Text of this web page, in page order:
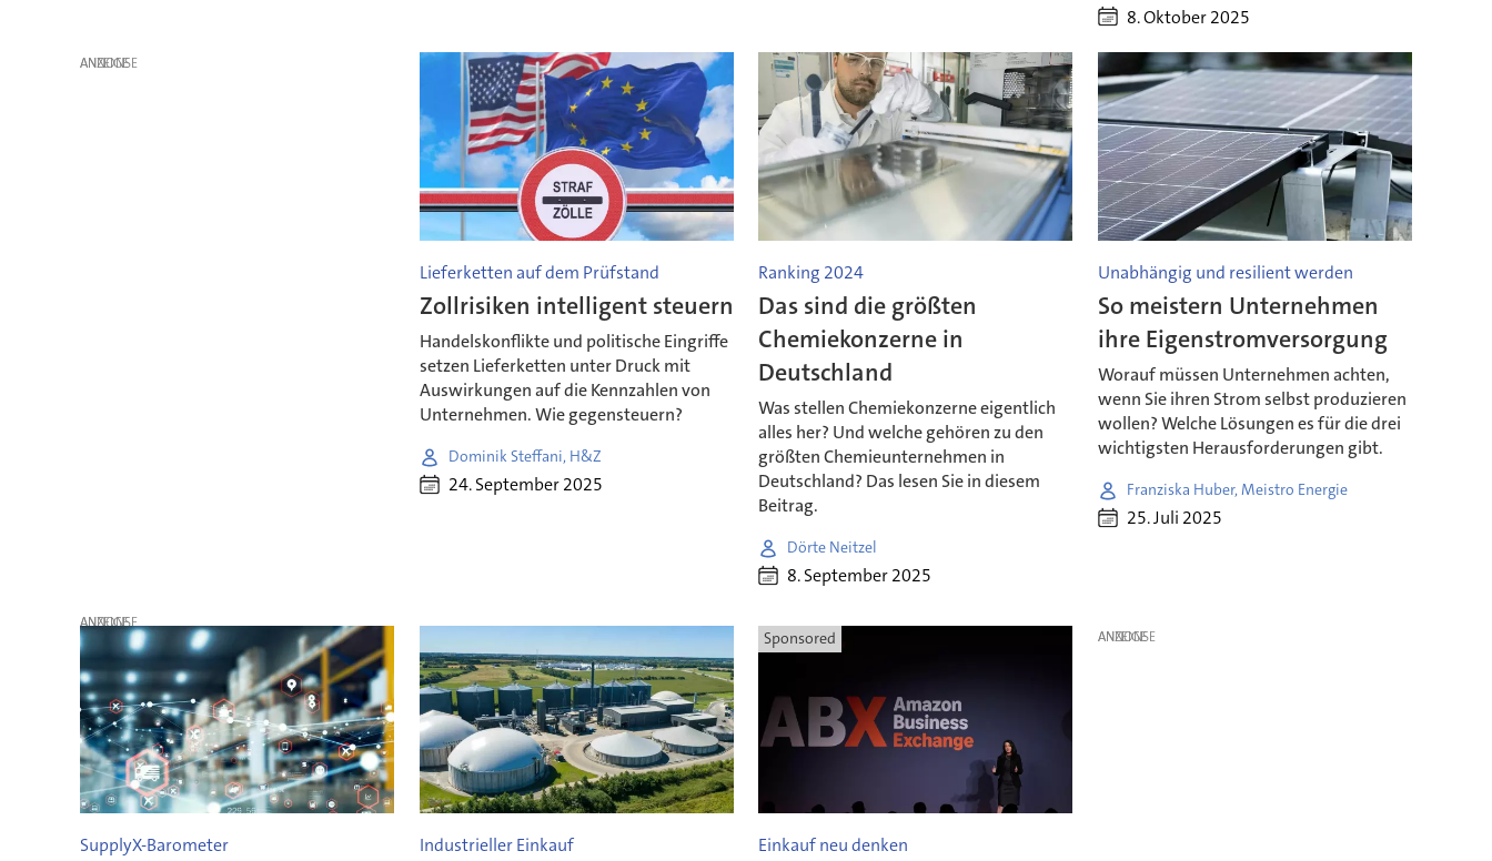
8. Oktober 2025
ANZEIGE
Lieferketten auf dem Prüfstand
Zollrisiken intelligent steuern
Handelskonflikte und politische Eingriffe
setzen Lieferketten unter Druck mit
Auswirkungen auf die Kennzahlen von
Unternehmen. Wie gegensteuern?
Dominik Steffani, H&Z
24. September 2025
Ranking 2024
Das sind die größten
Chemiekonzerne in
Deutschland
Was stellen Chemiekonzerne eigentlich
alles her? Und welche gehören zu den
größten Chemieunternehmen in
Deutschland? Das lesen Sie in diesem
Beitrag.
Dörte Neitzel
8. September 2025
Unabhängig und resilient werden
So meistern Unternehmen
ihre Eigenstromversorgung
Worauf müssen Unternehmen achten,
wenn Sie ihren Strom selbst produzieren
wollen? Welche Lösungen es für die drei
wichtigsten Herausforderungen gibt.
Franziska Huber, Meistro Energie
25. Juli 2025
ANZEIGE
SupplyX-Barometer Industrieller Einkauf
Sponsored
Einkauf neu denken
ANZEIGE